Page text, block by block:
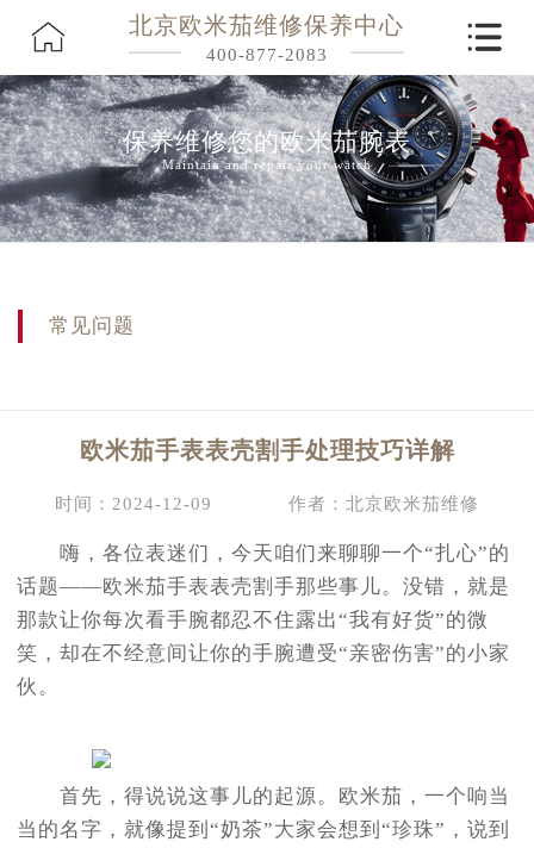
北京欧米茄维修保养中心
400-877-2083
保养维修您的欧米茄腕表
Maintain and repair your watch
常见问题
欧米茄手表表壳割手处理技巧详解
时间：2024-12-09 作者：北京欧米茄维修
嗨，各位表迷们，今天咱们来聊聊一个“扎心”的
话题——欧米茄手表表壳割手那些事儿。没错，就是
那款让你每次看手腕都忍不住露出“我有好货”的微
笑，却在不经意间让你的手腕遭受“亲密伤害”的小家
伙。
首先，得说说这事儿的起源。欧米茄，一个响当
当的名字，就像提到“奶茶”大家会想到“珍珠”，说到